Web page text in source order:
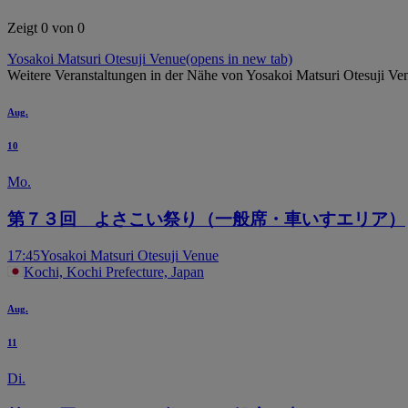
Zeigt 0 von 0
Yosakoi Matsuri Otesuji Venue(opens in new tab)
Weitere Veranstaltungen in der Nähe von Yosakoi Matsuri Otesuji
Aug.
10
Mo.
第７３回 よさこい祭り（一般席・車いすエリア）
17:45Yosakoi Matsuri Otesuji Venue
Kochi, Kochi Prefecture, Japan
Aug.
11
Di.